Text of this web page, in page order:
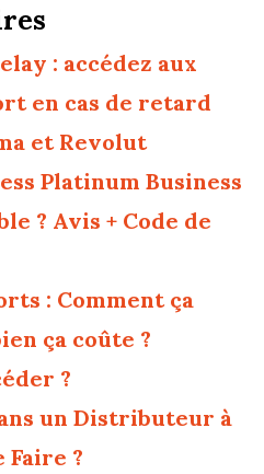
: accédez aux
en cas de retard
et Revolut
Platinum Business
? Avis + Code de
: Comment ça
ça coûte ?
?
un Distributeur à
Faire ?